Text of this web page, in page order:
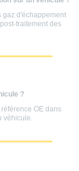
gaz d'échappement
traitement des
?
OE dans
véhicule.